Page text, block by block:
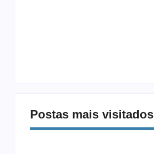
Postas mais visitados